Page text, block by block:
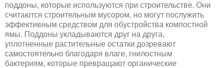
поддоны, которые используются при строительстве. Они
считаются строительным мусором, но могут послужить
эффективным средством для обустройства компостной
ямы. Поддоны укладываются друг на друга,
уплотненные растительные остатки дозревают
самостоятельно благодаря влаге, гнилостным
бактериям, которые превращают органические